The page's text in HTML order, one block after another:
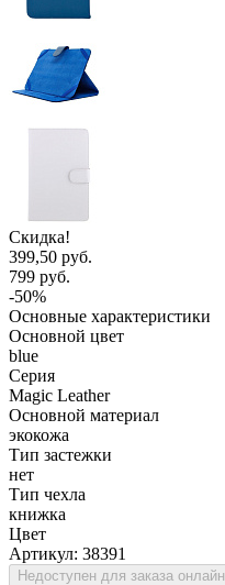
Скидка!
399,50 руб.
799 руб.
-50%
Основные характеристики
Основной цвет
blue
Серия
Magic Leather
Основной материал
экокожа
Тип застежки
нет
Тип чехла
книжка
Цвет
Артикул: 38391
Недоступен для заказа онлайн